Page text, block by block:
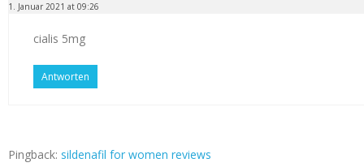
1. Januar 2021 at 09:26
cialis 5mg
Antworten
Pingback: sildenafil for women reviews